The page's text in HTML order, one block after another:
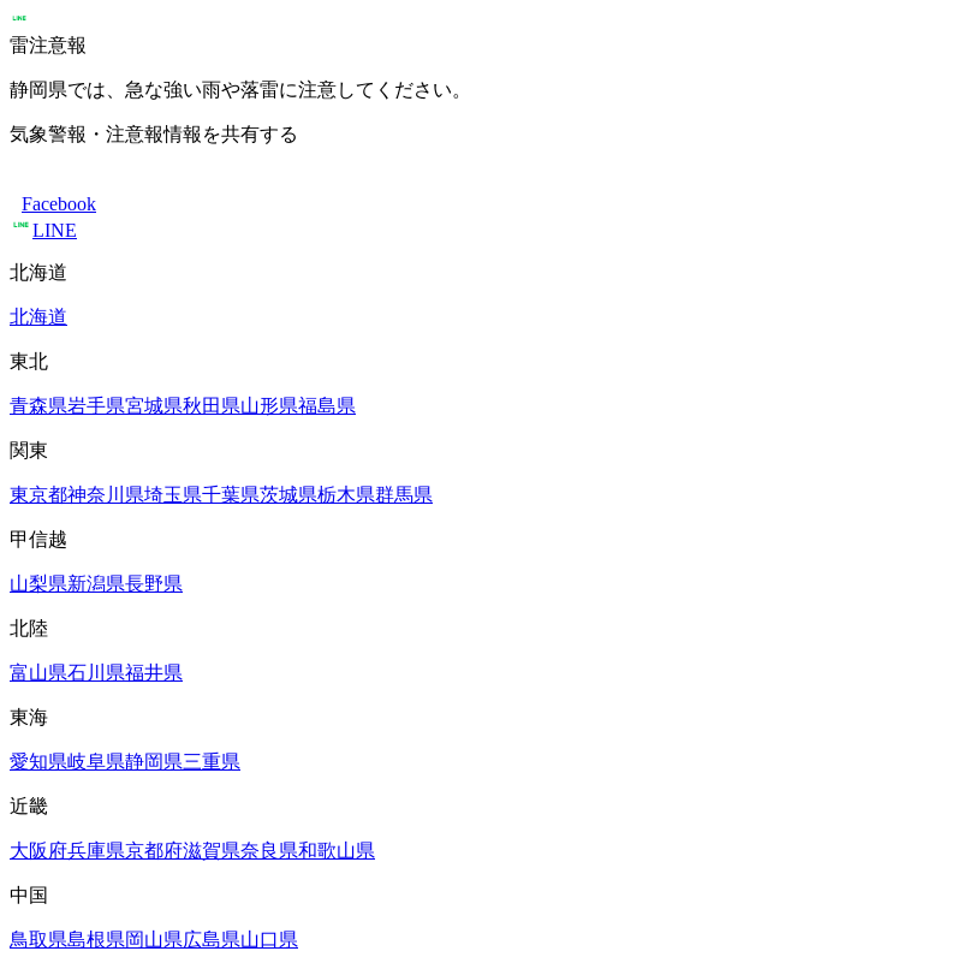
雷注意報
静岡県では、急な強い雨や落雷に注意してください。
気象警報・注意報情報を共有する
Facebook
LINE
北海道
北海道
東北
青森県岩手県宮城県秋田県山形県福島県
関東
東京都神奈川県埼玉県千葉県茨城県栃木県群馬県
甲信越
山梨県新潟県長野県
北陸
富山県石川県福井県
東海
愛知県岐阜県静岡県三重県
近畿
大阪府兵庫県京都府滋賀県奈良県和歌山県
中国
鳥取県島根県岡山県広島県山口県